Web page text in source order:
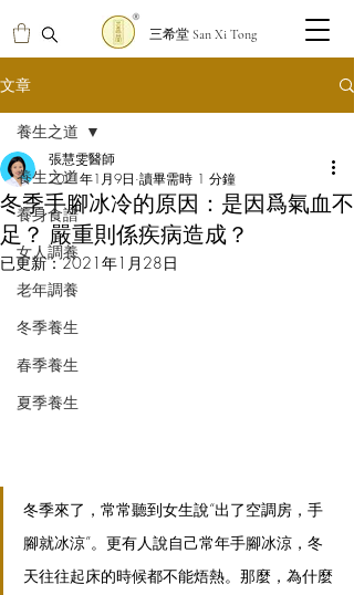
三希堂 San Xi Tong
文章
養生之道
養身食譜
女人調養
老年調養
冬季養生
春季養生
夏季養生
養生之道
冬季手腳冰冷的原因：是因爲氣血不
足？ 嚴重則係疾病造成？
張慧雯醫師
2021年1月9日 讀畢需時 1 分鐘
已更新：2021年1月28日
冬季來了，常常聽到女生說“出了空調房，手
腳就冰涼”。更有人說自己常年手腳冰涼，冬
天往往起床的時候都不能焐熱。那麼，為什麼